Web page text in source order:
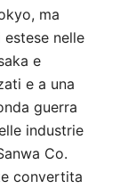
ma
nelle
e
e a una
guerra
industrie
Co.
convertita